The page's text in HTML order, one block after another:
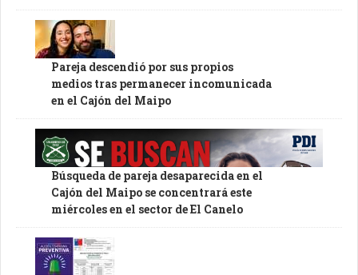
Pareja descendió por sus propios
medios tras permanecer incomunicada
en el Cajón del Maipo
Búsqueda de pareja desaparecida en el
Cajón del Maipo se concentrará este
miércoles en el sector de El Canelo